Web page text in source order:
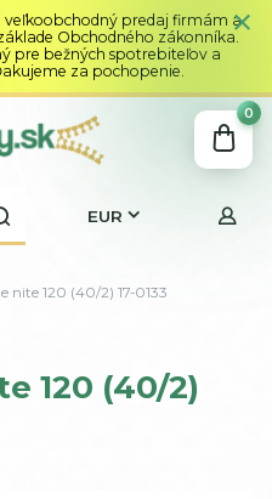
predaj firmám a
Obchodného zákonníka.
pre bežných spotrebiteľov a
za pochopenie.
EUR
0
nite 120 (40/2) 17-0133
120 (40/2)